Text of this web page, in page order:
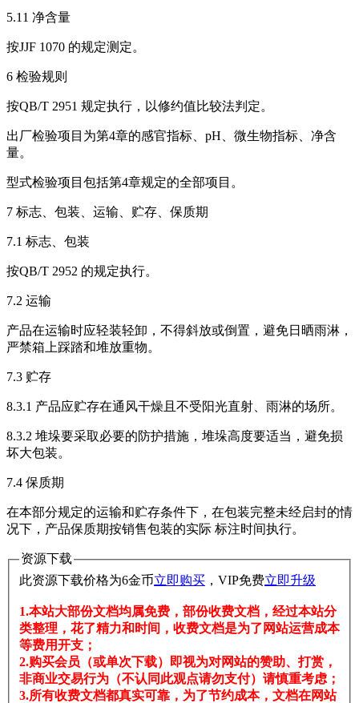
5.11 净含量
按JJF 1070 的规定测定。
6 检验规则
按QB/T 2951 规定执行，以修约值比较法判定。
出厂检验项目为第4章的感官指标、pH、微生物指标、净含
量。
型式检验项目包括第4章规定的全部项目。
7 标志、包装、运输、贮存、保质期
7.1 标志、包装
按QB/T 2952 的规定执行。
7.2 运输
产品在运输时应轻装轻卸，不得斜放或倒置，避免日晒雨淋，
严禁箱上踩踏和堆放重物。
7.3 贮存
8.3.1 产品应贮存在通风干燥且不受阳光直射、雨淋的场所。
8.3.2 堆垛要采取必要的防护措施，堆垛高度要适当，避免损
坏大包装。
7.4 保质期
在本部分规定的运输和贮存条件下，在包装完整未经启封的情
况下，产品保质期按销售包装的实际 标注时间执行。
资源下载
此资源下载价格为6金币立即购买 ，VIP免费立即升级
1.本站大部份文档均属免费，部份收费文档，经过本站分
类整理，花了精力和时间，收费文档是为了网站运营成本
等费用开支；
2.购买会员（或单次下载）即视为对网站的赞助、打赏，
非商业交易行为（不认同此观点请勿支付）请慎重考虑；
3.所有收费文档都真实可靠，为了节约成本，文档在网站